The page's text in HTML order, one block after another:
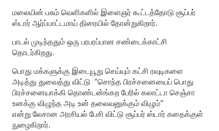
மலையின் பசும் வெளிகளில் இளைஞர் கூட்டத்தோடு சூப்பர்
ஸ்டார் ஆர்ப்பாட்டமாய் திரையில் தோன்றுகிறார்.
பாடல் முடிந்ததும் ஒரு பரபரப்பான சண்டைக்காட்சி
தொடர்கிறது.
பொது மக்களுக்கு இடையூறு செய்யும் கட்சி ரவுடிகளை
அடித்து துவைத்து விட்டு "சொந்த பிரச்சனையைப் பொது
பிரச்சனையாக்கி தொண்டன்ங்கற பேரில் கலாட்டா செஞ்சா
உனக்கு விழுந்த அடி உன் தலைவனுக்கும் விழும்"
என்று லேசான அரசியல் பேசி விட்டு சூப்பர் ஸ்டார் கதைக்குள்
நுழைகிறார்.